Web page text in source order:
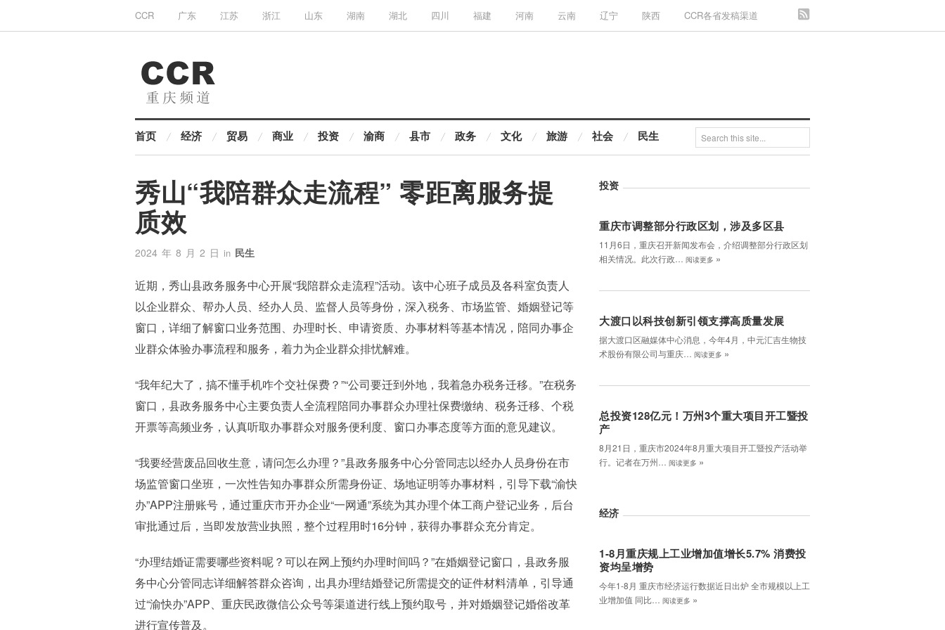
CCR 广东 江苏 浙江 山东 湖南 湖北 四川 福建 河南 云南 辽宁 陕西 CCR各省发稿渠道
首页 经济 贸易 商业 投资 渝商 县市 政务 文化 旅游 社会 民生
秀山“我陪群众走流程” 零距离服务提
质效
2024 年 8 月 2 日 in 民生
近期，秀山县政务服务中心开展“我陪群众走流程”活动。该中心班子成员及各科室负责人
以企业群众、帮办人员、经办人员、监督人员等身份，深入税务、市场监管、婚姻登记等
窗口，详细了解窗口业务范围、办理时长、申请资质、办事材料等基本情况，陪同办事企
业群众体验办事流程和服务，着力为企业群众排忧解难。
“我年纪大了，搞不懂手机咋个交社保费？”“公司要迁到外地，我着急办税务迁移。”在税务
窗口，县政务服务中心主要负责人全流程陪同办事群众办理社保费缴纳、税务迁移、个税
开票等高频业务，认真听取办事群众对服务便利度、窗口办事态度等方面的意见建议。
“我要经营废品回收生意，请问怎么办理？”县政务服务中心分管同志以经办人员身份在市
场监管窗口坐班，一次性告知办事群众所需身份证、场地证明等办事材料，引导下载“渝快
办”APP注册账号，通过重庆市开办企业“一网通”系统为其办理个体工商户登记业务，后台
审批通过后，当即发放营业执照，整个过程用时16分钟，获得办事群众充分肯定。
“办理结婚证需要哪些资料呢？可以在网上预约办理时间吗？”在婚姻登记窗口，县政务服
务中心分管同志详细解答群众咨询，出具办理结婚登记所需提交的证件材料清单，引导通
过“渝快办”APP、重庆民政微信公众号等渠道进行线上预约取号，并对婚姻登记婚俗改革
进行宣传普及。
投资
重庆市调整部分行政区划，涉及多区县
11月6日，重庆召开新闻发布会，介绍调整部分行政区划
相关情况。此次行政…
阅读更多 »
大渡口以科技创新引领支撑高质量发展
据大渡口区融媒体中心消息，今年4月，中元汇吉生物技
术股份有限公司与重庆…
阅读更多 »
总投资128亿元！万州3个重大项目开工暨投
产
8月21日，重庆市2024年8月重大项目开工暨投产活动举
行。记者在万州…
阅读更多 »
经济
1-8月重庆规上工业增加值增长5.7% 消费投
资均呈增势
今年1-8月 重庆市经济运行数据近日出炉 全市规模以上工
业增加值 同比…
阅读更多 »